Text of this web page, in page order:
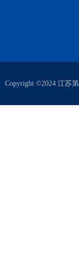
Copyright ©2024 江苏